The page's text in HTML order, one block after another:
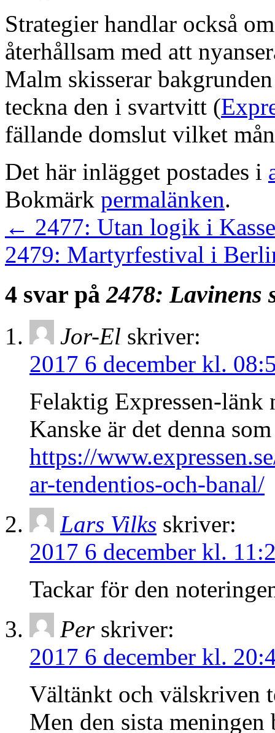
Strategier handlar också
återhållsam med att
Malm skisserar
teckna den i svartvitt (
fällande domslut vilket
Det här inlägget postades i
Bokmärk permalänken.
← 2477: Utan logik i
2479: Martyrfestival i
4 svar på2478: Lavinens
Jor-El skriver:
2017 6 december kl.
Felaktig Expressen-
Kanske är det denna
https://
ar-tendentios-och-banal/
Lars Vilks skriver:
2017 6 december kl.
Tackar för den
Per skriver:
2017 6 december kl.
Vältänkt och välskriven
Men den sista